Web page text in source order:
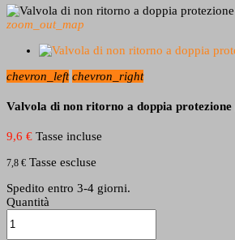
zoom_out_map
chevron_left chevron_right
Valvola di non ritorno a doppia
9,6 € Tasse incluse
7,8 € Tasse escluse
Spedito entro 3-4 giorni.
Quantità